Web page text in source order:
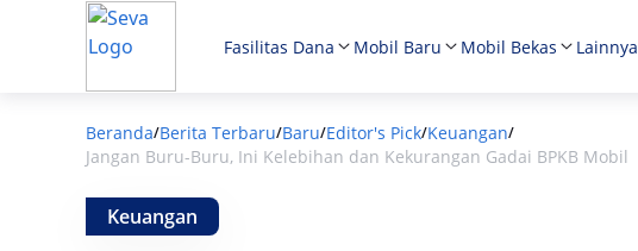
Fasilitas Dana Mobil Baru Mobil Bekas Lainnya
Beranda/Berita Terbaru/Baru/Editor's Pick/Keuangan/
Jangan Buru-Buru, Ini Kelebihan dan Kekurangan Gadai BPKB Mobil
Keuangan